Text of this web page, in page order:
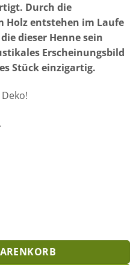
Durch die
Holz entstehen im Laufe
dieser Henne sein
Erscheinungsbild
Stück einzigartig.